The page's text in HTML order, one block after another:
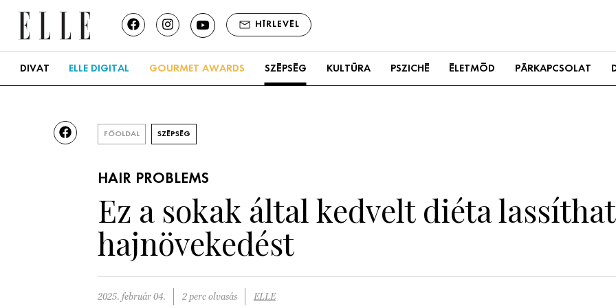
HÍRLEVÉL
DIVAT ELLE DIGITAL GOURMET AWARDS SZÉPSÉG KULTÚRA PSZICHÉ ÉLETMÓD PÁRKAPCSOLAT
FŐOLDAL SZÉPSÉG
HAIR PROBLEMS
Ez a sokak által kedvelt diéta
hajnövekedést
2025. február 04. 2 perc olvasás ELLE